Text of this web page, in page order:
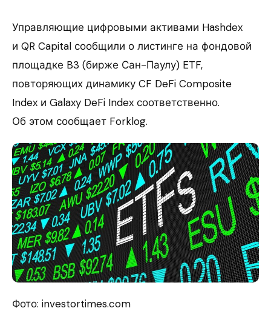
Управляющие цифровыми активами Hashdex
и QR Capital сообщили о листинге на фондовой
площадке B3 (бирже Сан-Паулу) ETF,
повторяющих динамику CF DeFi Composite
Index и Galaxy DeFi Index соответственно.
Об этом сообщает Forklog.
Фото: investortimes.com